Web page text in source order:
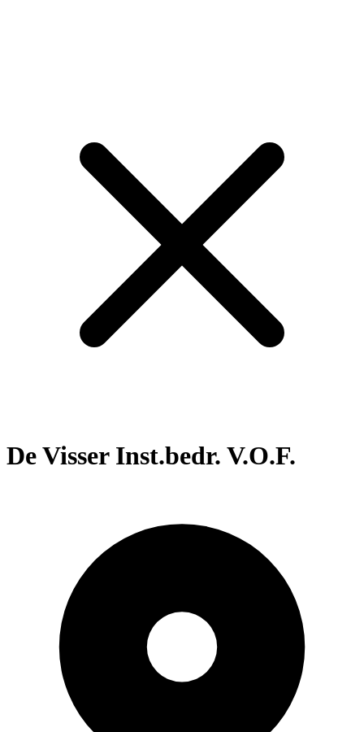
De Visser Inst.bedr. V.O.F.